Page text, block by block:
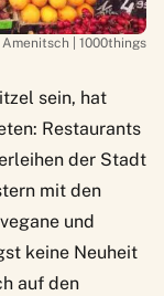
| 1000things
sein, hat
Restaurants
der Stadt
mit den
vegane und
keine Neuheit
auf den